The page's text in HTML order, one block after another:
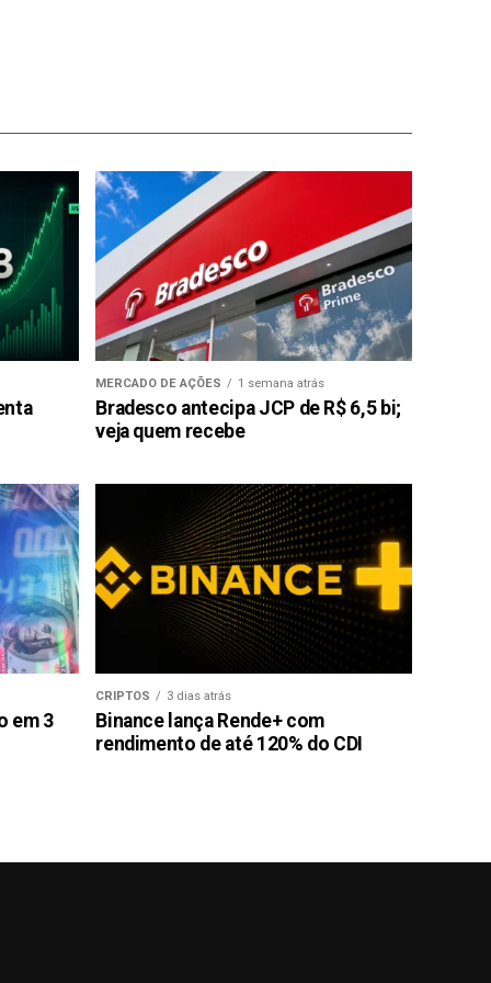
MERCADO DE AÇÕES 1 semana atrás
Bradesco antecipa JCP de R$ 6,5 bi;
veja quem recebe
em 3
CRIPTOS 3 dias atrás
Binance lança Rende+ com
rendimento de até 120% do CDI